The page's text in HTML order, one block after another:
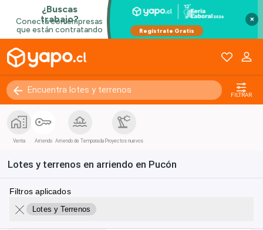
×
FILTRAR
Venta Arriendo Arriendo de Temporada Proyectos nuevos
Lotes y terrenos en arriendo en Pucón
Filtros aplicados
Lotes y Terrenos